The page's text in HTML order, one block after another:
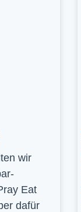
wir
Eat
dafür